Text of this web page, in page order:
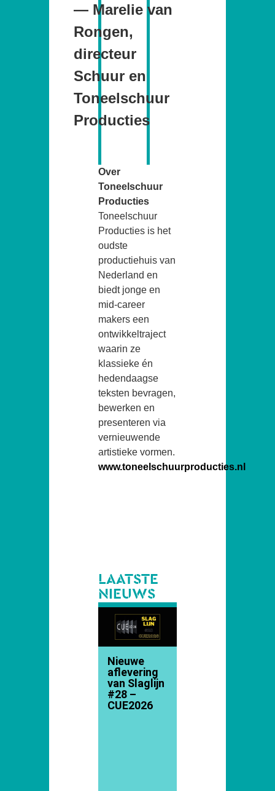
— Marelie van
Rongen,
directeur
Schuur en
Toneelschuur
Producties
Over
Toneelschuur
Producties
Toneelschuur
Producties is het
oudste
productiehuis van
Nederland en
biedt jonge en
mid-career
makers een
ontwikkeltraject
waarin ze
klassieke én
hedendaagse
teksten bevragen,
bewerken en
presenteren via
vernieuwende
artistieke vormen.
www.toneelschuurproducties.nl
LAATSTE
NIEUWS
Nieuwe
aflevering
van Slaglijn
#28 –
CUE2026